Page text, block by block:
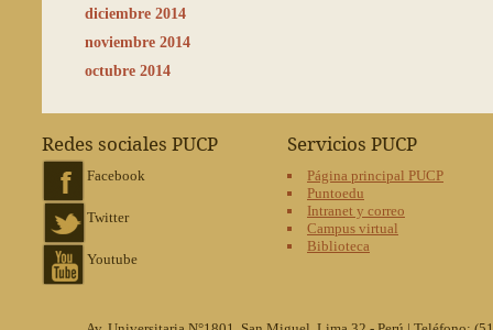
diciembre 2014
noviembre 2014
octubre 2014
Redes sociales PUCP
Facebook
Twitter
Youtube
Servicios PUCP
Página principal PUCP
Puntoedu
Intranet y correo
Campus virtual
Biblioteca